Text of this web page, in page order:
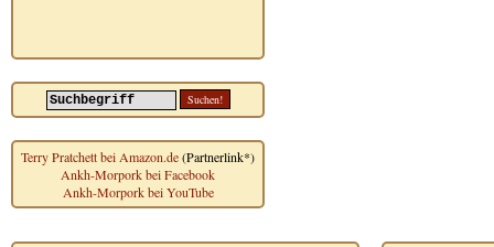
Terry Pratchett bei Amazon.de(Partnerlink*)
Ankh-Morpork bei Facebook
Ankh-Morpork bei YouTube